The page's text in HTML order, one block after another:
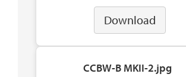
Download
CCBW-B MKII-2.jpg